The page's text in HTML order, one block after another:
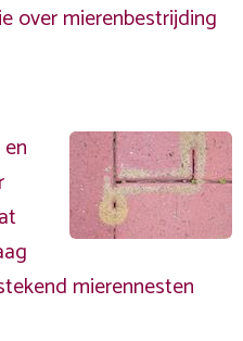
over mierenbestrijding
mierennesten